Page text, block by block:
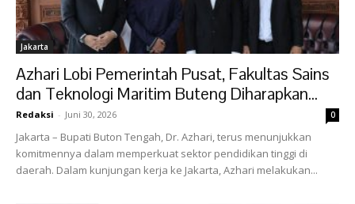
Jakarta
Azhari Lobi Pemerintah Pusat, Fakultas Sains
dan Teknologi Maritim Buteng Diharapkan...
Redaksi - Juni 30, 2026 0
Jakarta – Bupati Buton Tengah, Dr. Azhari, terus menunjukkan
komitmennya dalam memperkuat sektor pendidikan tinggi di
daerah. Dalam kunjungan kerja ke Jakarta, Azhari melakukan...